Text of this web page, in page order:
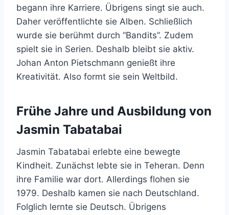
begann ihre Karriere. Übrigens singt sie auch.
Daher veröffentlichte sie Alben. Schließlich
wurde sie berühmt durch “Bandits”. Zudem
spielt sie in Serien. Deshalb bleibt sie aktiv.
Johan Anton Pietschmann genießt ihre
Kreativität. Also formt sie sein Weltbild.
Frühe Jahre und Ausbildung von
Jasmin Tabatabai
Jasmin Tabatabai erlebte eine bewegte
Kindheit. Zunächst lebte sie in Teheran. Denn
ihre Familie war dort. Allerdings flohen sie
1979. Deshalb kamen sie nach Deutschland.
Folglich lernte sie Deutsch. Übrigens